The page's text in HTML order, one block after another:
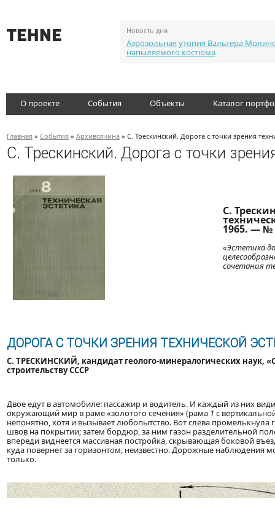
Новость дня
Аэрозольная утопия Вальтера
напыляемого костюма
О проекте События Объекты Каталог
Главная » События » Архивсячина » С. Трескинский. Дорога с точки зрения
С. Трескинский. Дорога с точки
С.
1965. — №
«Эстетика
сочетания
ДОРОГА С ТОЧКИ ЗРЕНИЯ ТЕХНИЧЕСКОЙ
С. ТРЕСКИНСКИЙ, кандидат геолого-минералогических наук,
строительству СССР
Двое едут в автомобиле: пассажир и водитель. И каждый из них
окружающий мир в раме «золотого сечения» (рама 1 с
непонятно, хотя и вызывает любопытство. Вот слева
швов на покрытии; затем бордюр, за ним газон разделительной
впереди виднеется массивная постройка, скрывающая боковой
куда повернет за горизонтом, неизвестно. Дорожные наблюдения
только.